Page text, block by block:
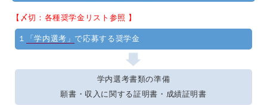
【〆切：各種奨学金リスト参照 】
１ 「学内選考」 で応募する奨学金
学内選考書類の準備
願書・収入に関する証明書・成績証明書